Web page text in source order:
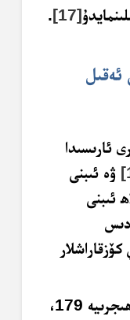
[17]
.
ئەقىل
تارىخلىرى ئارىسىدا
ۋە ئىبنى
ئىبنى
مالىك ئىبنى ئەنەس (ۋاپاتى: ھىجرىيە 179،